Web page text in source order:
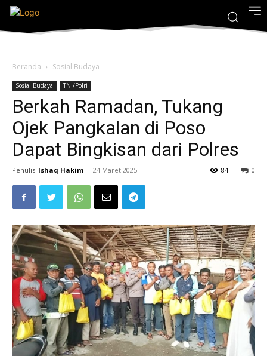
Beranda Sosial Budaya
Sosial Budaya TNI/Polri
Berkah Ramadan, Tukang
Ojek Pangkalan di Poso
Dapat Bingkisan dari Polres
Penulis Ishaq Hakim - 24 Maret 2025 0
84